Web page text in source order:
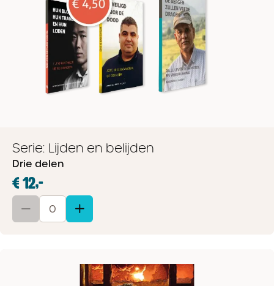
Serie: Lijden en belijden
Drie delen
€ 12,-